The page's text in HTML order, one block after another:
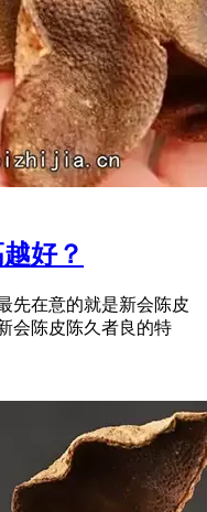
好？
先在意的就是新会陈皮
会陈皮陈久者良的特